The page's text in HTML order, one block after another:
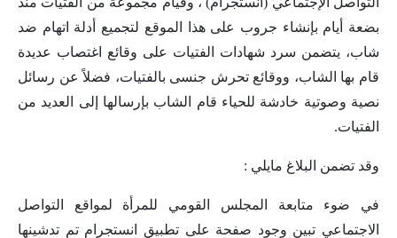
بضعة أيام بإنشاء جروب على هذا الموقع لتجميع أدلة اتهام ضد
شاب، يتضمن سرد شهادات الفتيات على وقائع اغتصاب عديدة
قام بها الشاب، ووقائع تحرش جنسى بالفتيات، فضلاً عن رسائل
نصية وصوتية خادشة للحياء قام الشاب بإرسالها إلى العديد من
الفتيات.
وقد تضمن البلاغ مايلي :
في ضوء متابعة المجلس القومي للمرأة لمواقع التواصل
الاجتماعي تبين وجود صفحة على تطبيق انستجرام تم تدشينها